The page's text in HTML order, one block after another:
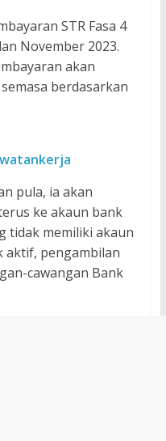
STR Fasa 4
November 2023.
akan
berdasarkan
pula, ia akan
ke akaun bank
tidak memiliki akaun
aktif, pengambilan
cawangan Bank